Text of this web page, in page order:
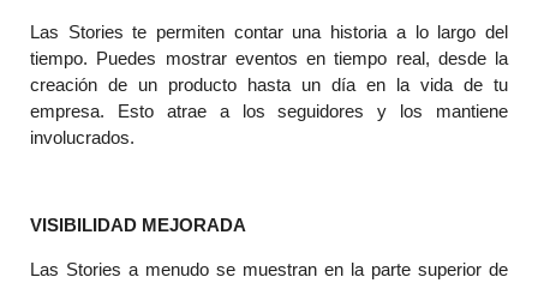
Las Stories te permiten contar una historia a lo largo del
tiempo. Puedes mostrar eventos en tiempo real, desde la
creación de un producto hasta un día en la vida de tu
empresa. Esto atrae a los seguidores y los mantiene
involucrados.
VISIBILIDAD MEJORADA
Las Stories a menudo se muestran en la parte superior de